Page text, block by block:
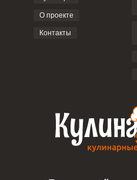
О проекте
Контакты